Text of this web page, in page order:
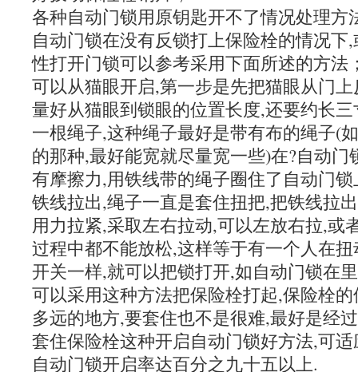
各种自动门锁用原钥匙开不了情况处理方
自动门锁在没有反锁打上保险栓的情况下
性打开门锁可以参考采用下面所述的方法
可以从猫眼开启,第一步是先把猫眼从门
量好从猫眼到锁眼的位置长度,还要约长
一根绳子,这种绳子最好是带有布的绳子(
的那种,最好能宽就尽量宽一些)在?自动
有摩擦力,用铁线带的绳子圈住了自动门
铁线拉出,绳子一直是套住扭把,把铁线拉
用力拉紧,采取左右拉动,可以左放右拉,或
过程中都不能放松,这样等于有一个人在
开关一样,就可以把锁打开,如自动门锁在
可以采用这种方法把保险栓打起,保险栓
多远的地方,要套住也不是很难,最好是经
套住保险栓这种开启自动门锁好方法,可
自动门锁开启率达百分之九十五以上.